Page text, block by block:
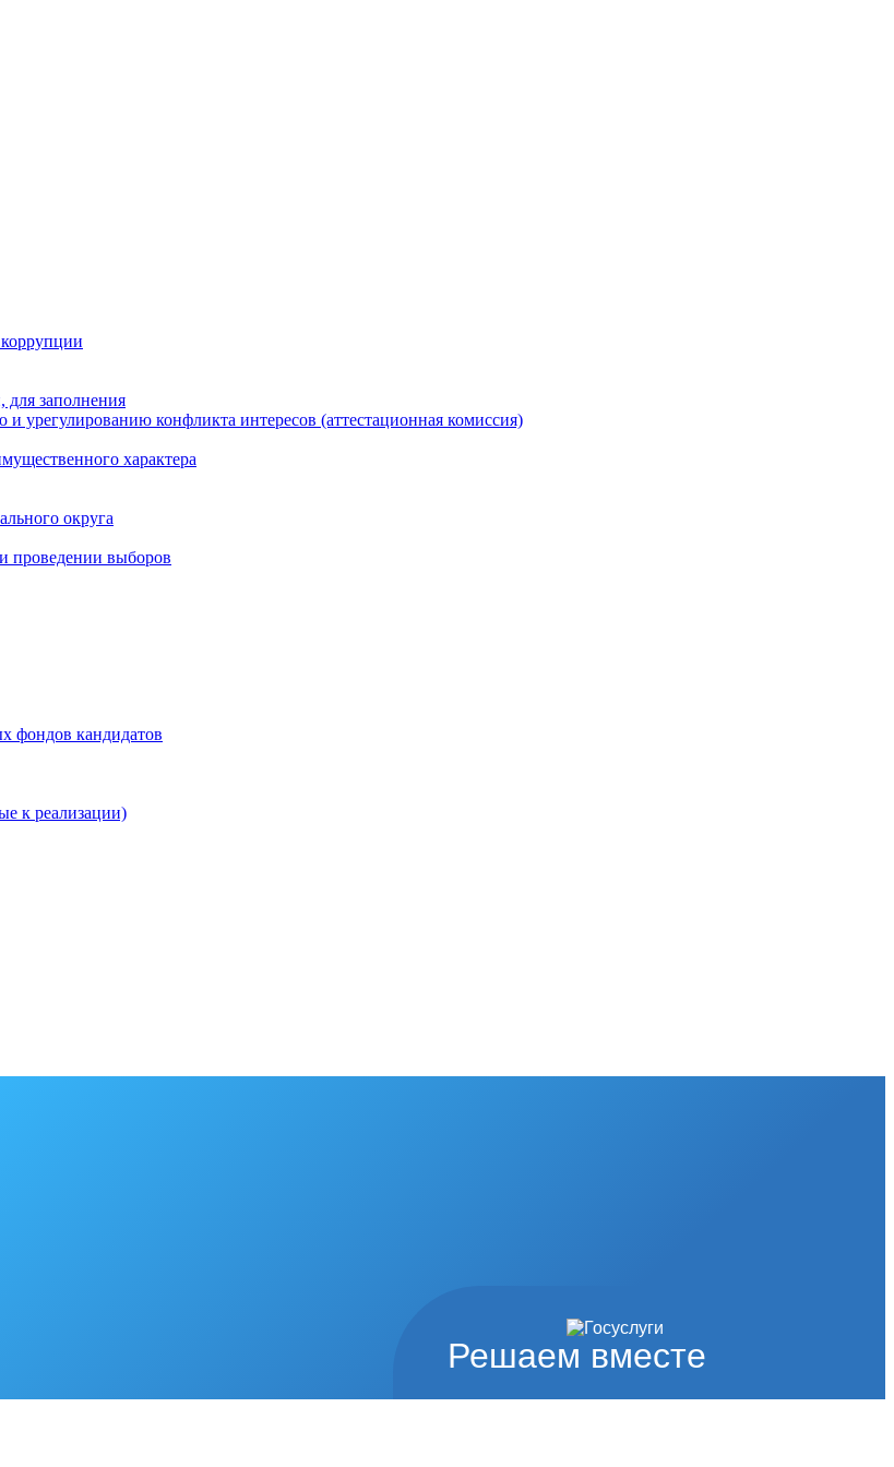
заполнения
конфликта интересов (аттестационная комиссия)
характера
округа
проведении выборов
фондов кандидатов
к реализации)
Решаем вместе